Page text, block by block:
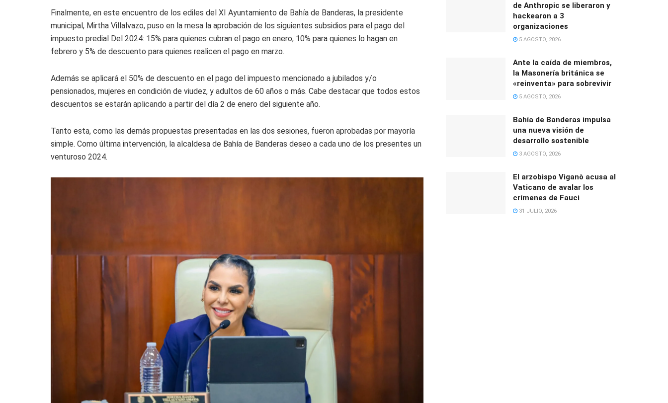
Finalmente, en este encuentro de los ediles del XI Ayuntamiento de Bahía de Banderas, la presidente
municipal, Mirtha Villalvazo, puso en la mesa la aprobación de los siguientes subsidios para el pago del
impuesto predial Del 2024: 15% para quienes cubran el pago en enero, 10% para quienes lo hagan en
febrero y 5% de descuento para quienes realicen el pago en marzo.
Además se aplicará el 50% de descuento en el pago del impuesto mencionado a jubilados y/o
pensionados, mujeres en condición de viudez, y adultos de 60 años o más. Cabe destacar que todos estos
descuentos se estarán aplicando a partir del día 2 de enero del siguiente año.
Tanto esta, como las demás propuestas presentadas en las dos sesiones, fueron aprobadas por mayoría
simple. Como última intervención, la alcaldesa de Bahía de Banderas deseo a cada uno de los presentes un
venturoso 2024.
de Anthropic se liberaron y
hackearon a 3
organizaciones
5 AGOSTO, 2026
Ante la caída de miembros,
la Masonería británica se
«reinventa» para sobrevivir
5 AGOSTO, 2026
Bahía de Banderas impulsa
una nueva visión de
desarrollo sostenible
3 AGOSTO, 2026
El arzobispo Viganò acusa al
Vaticano de avalar los
crímenes de Fauci
31 JULIO, 2026